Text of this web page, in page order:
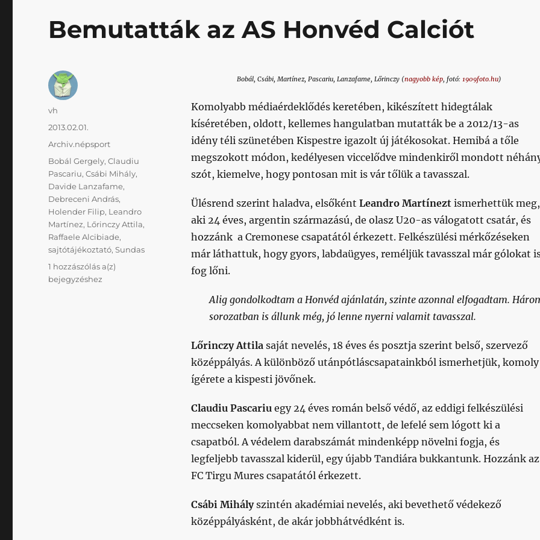
Bemutatták az AS Honvéd Calciót
Bobál, Csábi, Martínez, Pascariu, Lanzafame, Lőrinczy (nagyobb kép, fotó: 1909foto.hu)
Komolyabb médiaérdeklődés keretében, kikészített hidegtálak
kíséretében, oldott, kellemes hangulatban mutatták be a 2012/13-as
idény téli szünetében Kispestre igazolt új játékosokat. Hemibá a tőle
megszokott módon, kedélyesen viccelődve mindenkiről mondott
szót, kiemelve, hogy pontosan mit is vár tőlük a tavasszal.
Ülésrend szerint haladva, elsőként Leandro Martíneztismerhettük meg,
aki 24 éves, argentin származású, de olasz U20-as válogatott csatár, és
hozzánk a Cremonese csapatától érkezett. Felkészülési mérkőzéseken
már láthattuk, hogy gyors, labdaügyes, reméljük tavasszal már gólokat
fog lőni.
Alig gondolkodtam a Honvéd ajánlatán, szinte azonnal elfogadtam.
sorozatban is állunk még, jó lenne nyerni valamit tavasszal.
Lőrinczy Attila saját nevelés, 18 éves és posztja szerint belső, szervező
középpályás. A különböző utánpótláscsapatainkból ismerhetjük, komoly
ígérete a kispesti jövőnek.
Claudiu Pascariu egy 24 éves román belső védő, az eddigi felkészülési
meccseken komolyabbat nem villantott, de lefelé sem lógott ki a
csapatból. A védelem darabszámát mindenképp növelni fogja, és
legfeljebb tavasszal kiderül, egy újabb Tandiára bukkantunk. Hozzánk az
FC Tirgu Mures csapatától érkezett.
Csábi Mihályszintén akadémiai nevelés, aki bevethető védekező
középpályásként, de akár jobbhátvédként is.
Szerző
vh
Közzétéve
2013.02.01.
Kategória
Archiv.népsport
Címke
Bobál Gergely,Claudiu
Pascariu,Csábi Mihály,
Davide Lanzafame,
Debreceni András,
Holender Filip, Leandro
Martínez, Lőrinczy Attila,
Raffaele Alcibiade,
sajtótájékoztató,Sundas
1 hozzászólás a(z)
bejegyzéshez